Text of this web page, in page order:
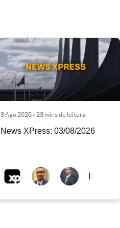
3 Ago 2026 • 23 mins de leitura
News XPress: 03/08/2026